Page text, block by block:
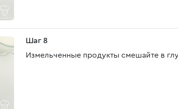
Шаг 8
Измельченные продукты смешайте в